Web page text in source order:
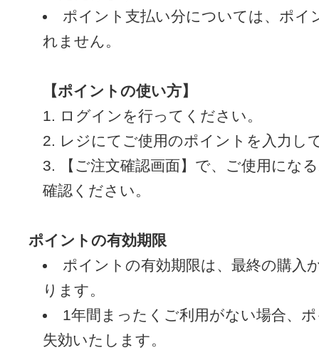
ポイント支払い分については、ポイ
れません。
【ポイントの使い方】
ログインを行ってください。
レジにてご使用のポイントを入力し
【ご注文確認画面】で、ご使用にな
確認ください。
ポイントの有効期限
ポイントの有効期限は、最終の購入
ります。
1年間まったくご利用がない場合、
失効いたします。